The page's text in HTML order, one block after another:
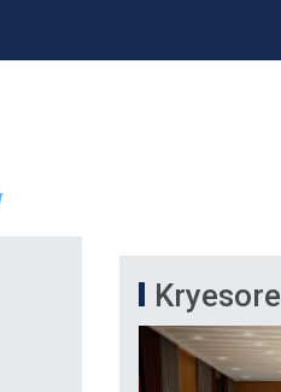
Kryesore